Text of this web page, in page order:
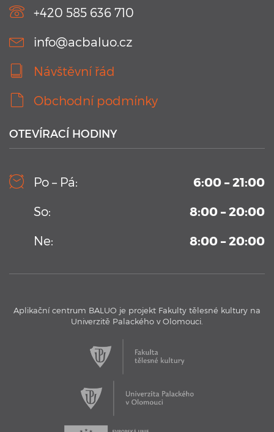
Kamerový systém v testovacím bazénu Aplikačního
centra BALUO
Vysoko-sekvenční kamerový systém permanentně
umístění v Aplikačním centrum BALUO. Více informací zde
Aplikační centrum BALUO - Testovací bazén
Aplikační centrum BALUO představuje jeho jedinečný
+420 585 636 710
info@acbaluo.cz
Návštěvní řád
Obchodní podmínky
OTEVÍRACÍ HODINY
Po – Pá:
6:00 – 21:00
So:
8:00 – 20:00
Ne:
8:00 – 20:00
Aplikační centrum BALUO je projekt Fakulty tělesné kultury na
Univerzitě Palackého v Olomouci.